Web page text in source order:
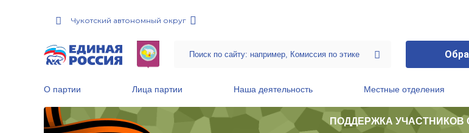
Чукотский автономный округ
О партии Лица партии Наша деятельность Местные отделения
ПОДДЕРЖКА УЧАСТНИКОВ